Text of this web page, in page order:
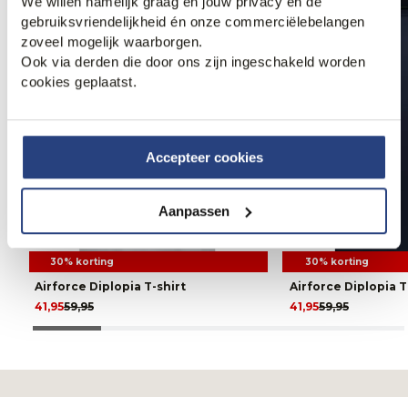
gebruiksvriendelijkheid én onze commerciëlebelangen
zoveel mogelijk waarborgen.
Ook via derden die door ons zijn ingeschakeld worden
cookies geplaatst.
Accepteer cookies
Aanpassen
30% korting
Airforce Diplopia T-shirt
59,95
41,95
30% korting
Airforce Diplopia
59,95
41,95